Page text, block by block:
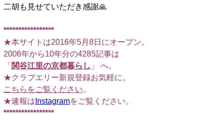
二胡も見せていただき感謝🙏
*****************
★本サイトは2016年5月8日にオープン。
2006年から10年分の4285記事は
「 関谷江里の京都暮らし 」 へ。
★クラブエリー新規登録お気軽に。
こちらをご覧ください。
★速報は Instagramをご覧ください。
*****************